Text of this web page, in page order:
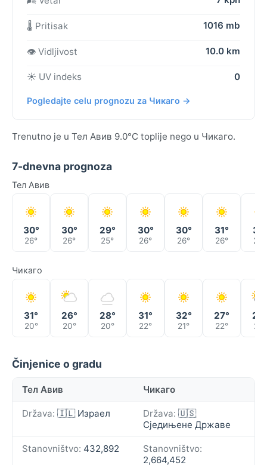
🌡️ Pritisak 1016 mb
👁️ Vidljivost 10.0 km
☀️ UV indeks 0
Pogledajte celu prognozu za Чикаго →
Trenutno je u Тел Авив 9.0°C toplije nego u Чикаго.
7-dnevna prognoza
Тел Авив
30°
26°
30°
26°
29°
25°
30°
26°
30°
26°
31°
26°
31°
26°
Чикаго
31°
20°
26°
20°
28°
20°
31°
22°
32°
21°
27°
22° 21°
Činjenice o gradu
Тел Авив Чикаго
Država: 🇮🇱 Израел Država: 🇺🇸
Сједињене Државе
Stanovništvo: 432,892
Stanovništvo:
2,664,452